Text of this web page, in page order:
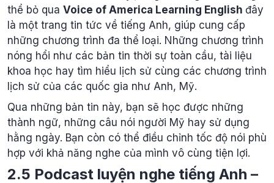
thể bỏ qua Voice of America Learning English đây
là một trang tin tức về tiếng Anh, giúp cung cấp
những chương trình đa thể loại. Những chương trình
nóng hổi như các bản tin thời sự toàn cầu, tài liệu
khoa học hay tìm hiểu lịch sử cùng các chương trình
lịch sử của các quốc gia như Anh, Mỹ.
Qua những bản tin này, bạn sẽ học được những
thành ngữ, những câu nói người Mỹ hay sử dụng
hằng ngày. Bạn còn có thể điều chỉnh tốc độ nói phù
hợp với khả năng nghe của mình vô cùng tiện lợi.
2.5 Podcast luyện nghe tiếng Anh –